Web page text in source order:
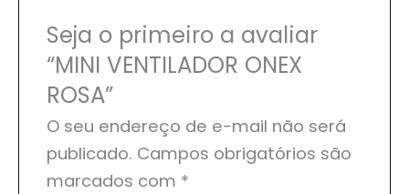
Seja o primeiro a avaliar
“MINI VENTILADOR ONEX
ROSA”
O seu endereço de e-mail não será
publicado. Campos obrigatórios são
marcados com *